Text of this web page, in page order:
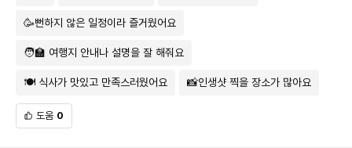
🥳뻔하지 않은 일정이라 즐거웠어요
🧑‍🏫 여행지 안내나 설명을 잘 해줘요
🍽 식사가 맛있고 만족스러웠어요 📸인생샷 찍을 장소가 많아요
도움 0